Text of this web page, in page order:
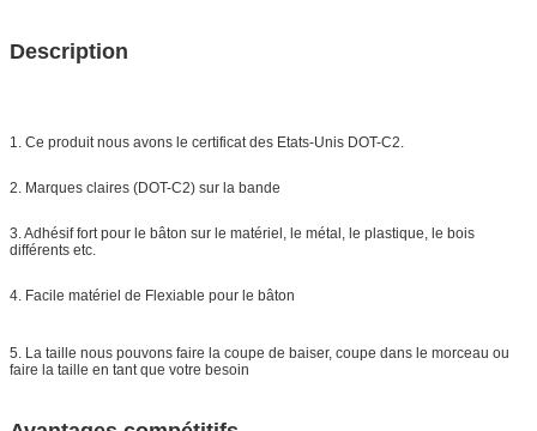
Description
1. Ce produit nous avons le certificat des Etats-Unis DOT-C2.
2. Marques claires (DOT-C2) sur la bande
3. Adhésif fort pour le bâton sur le matériel, le métal, le plastique, le bois
différents etc.
4. Facile matériel de Flexiable pour le bâton
5. La taille nous pouvons faire la coupe de baiser, coupe dans le morceau ou
faire la taille en tant que votre besoin